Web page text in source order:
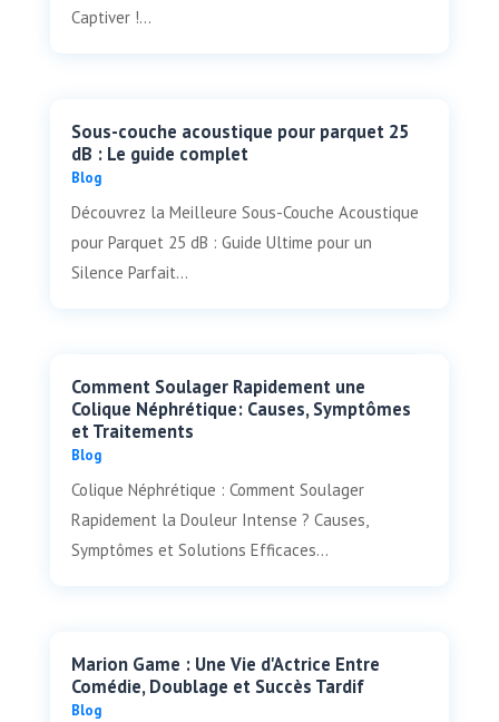
Captiver !...
Sous-couche acoustique pour parquet 25
dB : Le guide complet
Blog
Découvrez la Meilleure Sous-Couche Acoustique
pour Parquet 25 dB : Guide Ultime pour un
Silence Parfait...
Comment Soulager Rapidement une
Colique Néphrétique: Causes, Symptômes
et Traitements
Blog
Colique Néphrétique : Comment Soulager
Rapidement la Douleur Intense ? Causes,
Symptômes et Solutions Efficaces...
Marion Game : Une Vie d'Actrice Entre
Comédie, Doublage et Succès Tardif
Blog